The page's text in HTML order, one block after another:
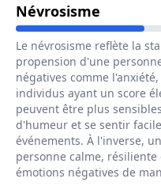
Névrosisme Pour
Le névrosisme reflète la
propension d'une
négatives comme
individus ayant un score
peuvent être plus
d'humeur et se sentir
événements. À l'inverse,
personne calme,
émotions négatives de